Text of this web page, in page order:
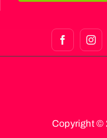
Copyright ©